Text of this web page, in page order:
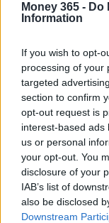
Money 365 - Do
Information
If you wish to opt-
processing of your
targeted
section to confirm
opt-out request is
interest-based ads
us or personal
your opt-out. You
disclosure of your
IAB’s list of
also be disclosed
Downstream
Offerte
Professione
Sport
Style24
Think.it
Viaggiamo
Nonne
Milano